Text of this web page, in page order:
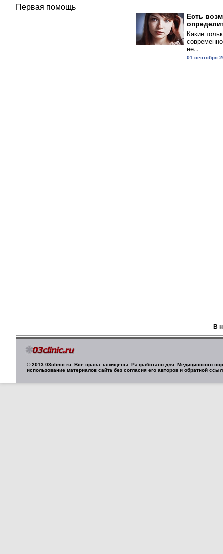
Первая помощь
Есть
Какие
не...
01 сентября
В
© 2013 03clinic.ru. Все права защищены. Разработано для: Медицинского
использование материалов сайта без согласия его авторов и обратной